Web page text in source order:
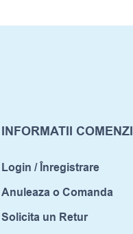
INFORMATII COMENZI
Login / Înregistrare
Anuleaza o Comanda
Solicita un Retur